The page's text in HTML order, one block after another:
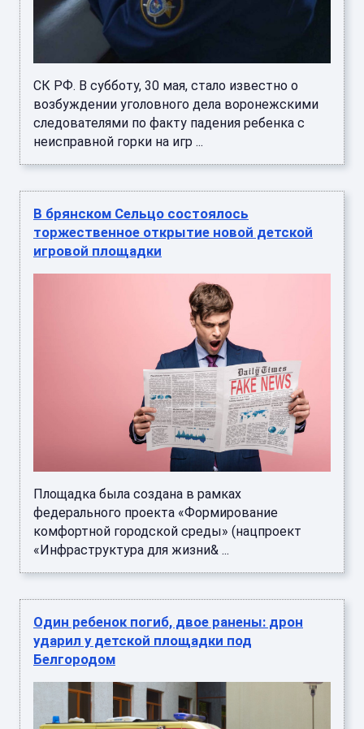
СК РФ. В субботу, 30 мая, стало известно о
возбуждении уголовного дела воронежскими
следователями по факту падения ребенка с
неисправной горки на игр ...
В брянском Сельцо состоялось
торжественное открытие новой детской
игровой площадки
Площадка была создана в рамках
федерального проекта «Формирование
комфортной городской среды» (нацпроект
«Инфраструктура для жизни& ...
Один ребенок погиб, двое ранены: дрон
ударил у детской площадки под
Белгородом